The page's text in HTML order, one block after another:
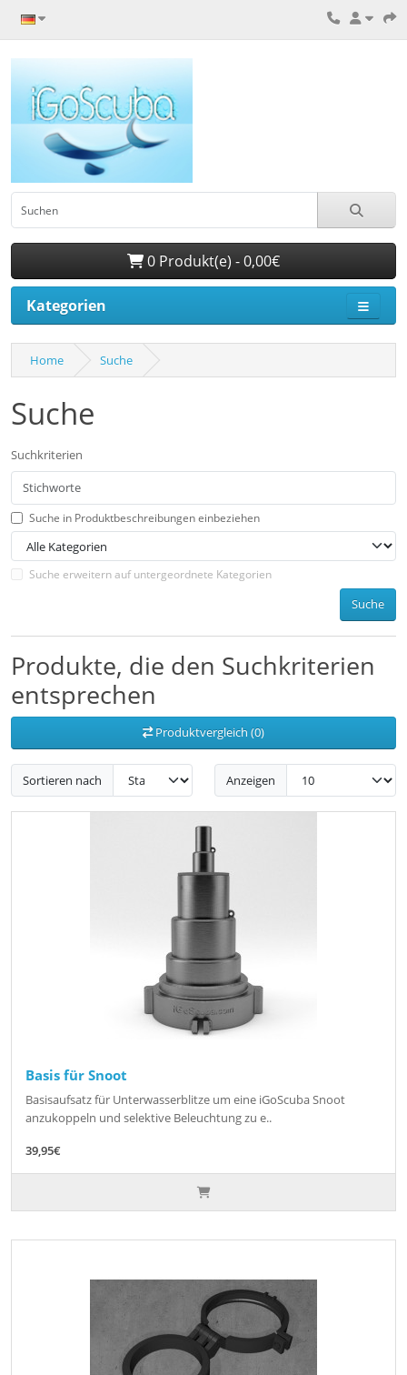
0 Produkt(e) - 0,00€
Kategorien
Home Suche
Suche
Suchkriterien
Suche in Produktbeschreibungen einbeziehen
Suche erweitern auf untergeordnete Kategorien
Suche
Produkte, die den Suchkriterien
entsprechen
Produktvergleich (0)
Sortieren nach Anzeigen
Basis für Snoot
Basisaufsatz für Unterwasserblitze um eine iGoScuba Snoot
anzukoppeln und selektive Beleuchtung zu e..
39,95€